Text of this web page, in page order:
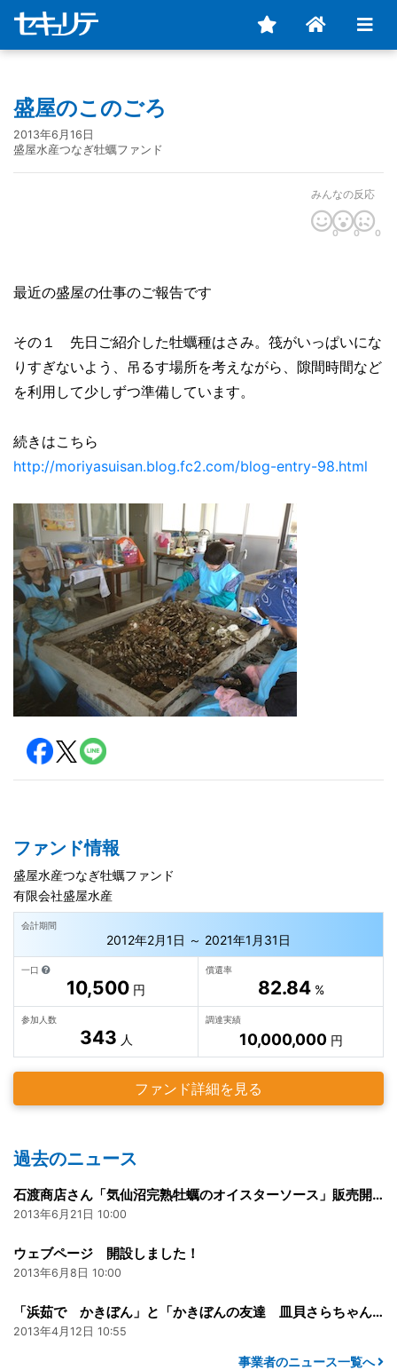
盛屋のこのごろ
2013年6月16日
盛屋水産つなぎ牡蠣ファンド
みんなの反応
0 0 0
最近の盛屋の仕事のご報告です
その１ 先日ご紹介した牡蠣種はさみ。筏がいっぱいにな
りすぎないよう、吊るす場所を考えながら、隙間時間など
を利用して少しずつ準備しています。
続きはこちら
http://moriyasuisan.blog.fc2.com/blog-entry-98.html
ファンド情報
盛屋水産つなぎ牡蠣ファンド
有限会社盛屋水産
会計期間
2012年2月1日 ～ 2021年1月31日
一口
10,500 円
償還率
82.84%
参加人数
343 人
調達実績
10,000,000円
ファンド詳細を見る
過去のニュース
石渡商店さん「気仙沼完熟牡蠣のオイスターソース」販売開始！
2013年6月21日 10:00
ウェブページ 開設しました！
2013年6月8日 10:00
「浜茹で かきぼん」と「かきぼんの友達 皿貝さらちゃん」販売開始！
2013年4月12日 10:55
事業者のニュース一覧へ